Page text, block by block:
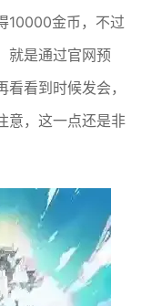
10000金币，不过
就是通过官网预
看到时候发会，
意，这一点还是非